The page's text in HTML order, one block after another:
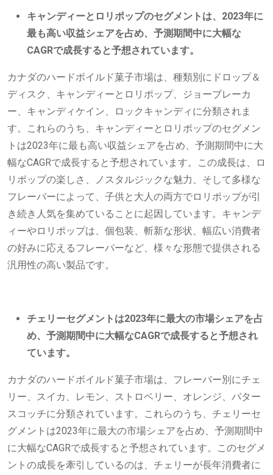
キャンディーとロリポップのセグメントは、2023年に
最も高い収益シェアを占め、予測期間中に大幅な
CAGRで成長すると予想されています。
カナダのハードボイルド菓子市場は、種類別にドロップ＆
ディスク、キャンディーとロリポップ、ジョーブレーカ
ー、キャンディケイン、ロックキャンディに分類されま
す。これらのうち、キャンディーとロリポップのセグメン
トは2023年に最も高い収益シェアを占め、予測期間中に大
幅なCAGRで成長すると予想されています。この成長は、ロ
リポップの楽しさ、ノスタルジックな魅力、そして多様な
フレーバーによって、子供と大人の両方でロリポップが引
き続き人気を集めていることに起因しています。キャンデ
ィーやロリポップは、個包装、斬新な形状、幅広い消費者
の好みに応えるフレーバーなど、様々な形態で提供される
汎用性の高い製品です。
チェリーセグメントは2023年に最大の市場シェアを占
め、予測期間中に大幅なCAGRで成長すると予想され
ています。
カナダのハードボイルド菓子市場は、フレーバー別にチェ
リー、スイカ、レモン、ストロベリー、オレンジ、バター
スコッチに分類されています。これらのうち、チェリーセ
グメントは2023年に最大の市場シェアを占め、予測期間中
に大幅なCAGRで成長すると予想されています。このセグメ
ントの成長を牽引しているのは、チェリーが長年消費者に